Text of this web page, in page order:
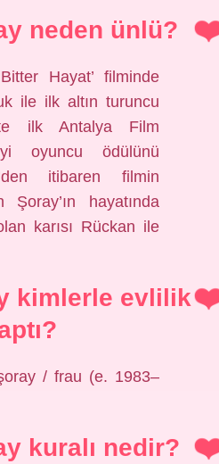
neden ünlü?
Hayat’ filminde
ile ilk altın turuncu
ilk Antalya Film
oyuncu ödülünü
itibaren filmin
Şoray’ın hayatında
karısı Rückan ile
kimlerle evlilik
/ frau (e. 1983–
kuralı nedir?